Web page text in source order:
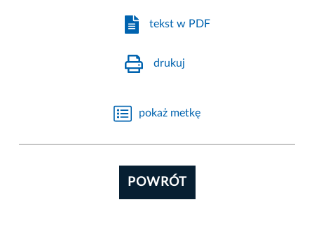
tekst w PDF
drukuj
pokaż metkę
POWRÓT